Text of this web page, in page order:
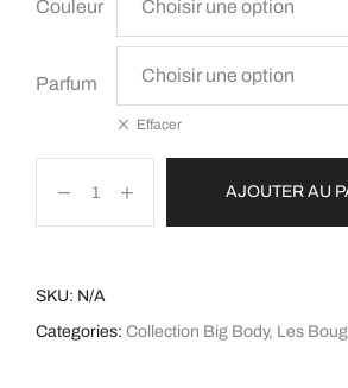
Couleur
Parfum
Effacer
AJOUTER AU
SKU: N/A
Categories: Collection Big Body, Les